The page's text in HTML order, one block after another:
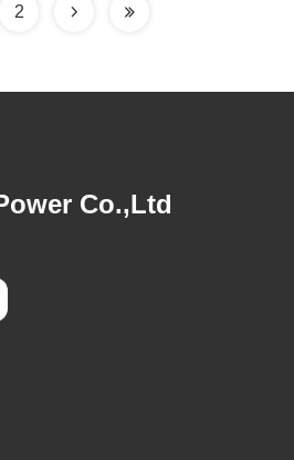
настраиваемой
2
Co.,Ltd